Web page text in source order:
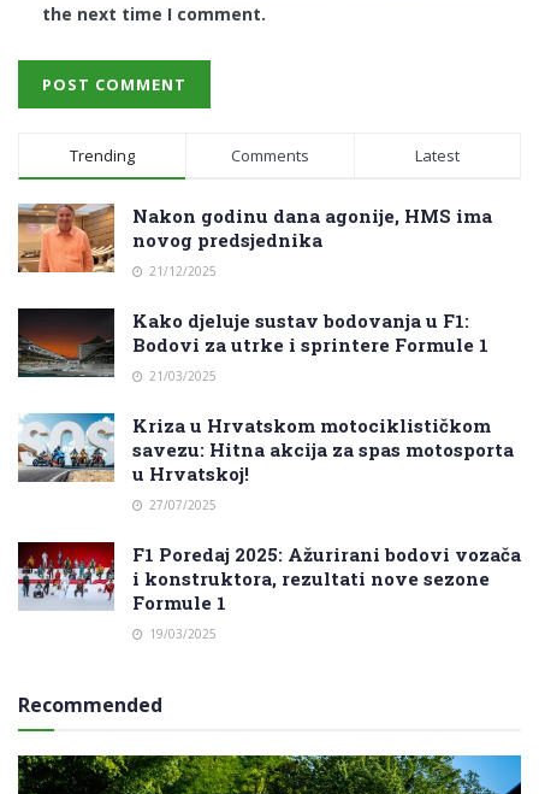
the next time I comment.
Trending Comments Latest
Nakon godinu dana agonije, HMS ima
novog predsjednika
21/12/2025
Kako djeluje sustav bodovanja u F1:
Bodovi za utrke i sprintere Formule 1
21/03/2025
Kriza u Hrvatskom motociklističkom
savezu: Hitna akcija za spas motosporta
u Hrvatskoj!
27/07/2025
F1 Poredaj 2025: Ažurirani bodovi vozača
i konstruktora, rezultati nove sezone
Formule 1
19/03/2025
Recommended